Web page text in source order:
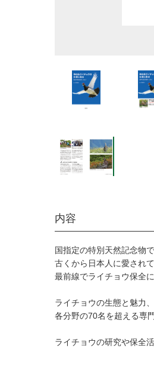
内容
国指定の特別天然記念物
古くから日本人に愛され
最前線でライチョウ保全
ライチョウの生態と魅力
各分野の70名を超える専
ライチョウの研究や保全